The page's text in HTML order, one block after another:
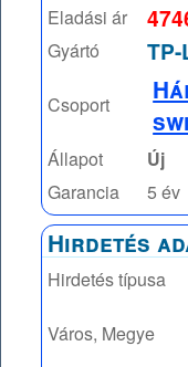
Eladási ár
Gyártó
Csoport
Állapot
Új
Garancia
5 év
Hirdetés
Hirdetés típusa
Város, Megye